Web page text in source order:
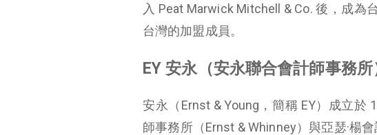
入 Peat Marwick Mitchell & Co. 後，成
台灣的加盟成員。
EY 安永（安永聯合會計師事務所
安永（Ernst & Young，簡稱 EY）成立於
師事務所（Ernst & Whinney）與亞瑟·楊